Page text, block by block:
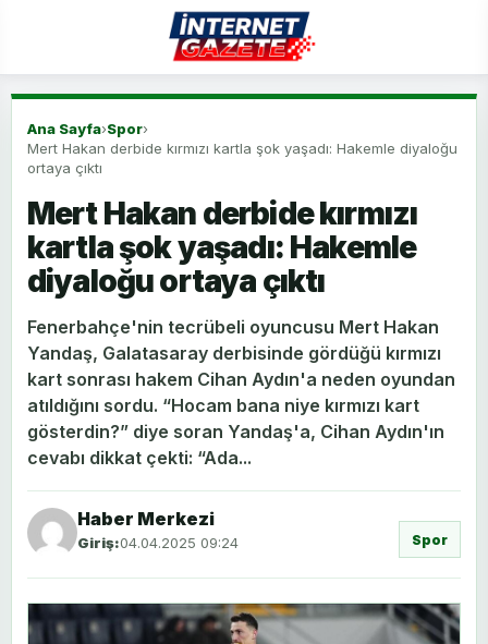
Ana Sayfa›Spor›
Mert Hakan derbide kırmızı kartla şok yaşadı: Hakemle diyaloğu
ortaya çıktı
Mert Hakan derbide kırmızı
kartla şok yaşadı: Hakemle
diyaloğu ortaya çıktı
Fenerbahçe'nin tecrübeli oyuncusu Mert Hakan
Yandaş, Galatasaray derbisinde gördüğü kırmızı
kart sonrası hakem Cihan Aydın'a neden oyundan
atıldığını sordu. “Hocam bana niye kırmızı kart
gösterdin?” diye soran Yandaş'a, Cihan Aydın'ın
cevabı dikkat çekti: “Ada...
Haber Merkezi
Giriş:04.04.2025 09:24 Spor